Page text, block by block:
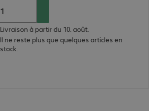
Livraison à partir du 10. août.
Il ne reste plus que quelques articles en
stock.